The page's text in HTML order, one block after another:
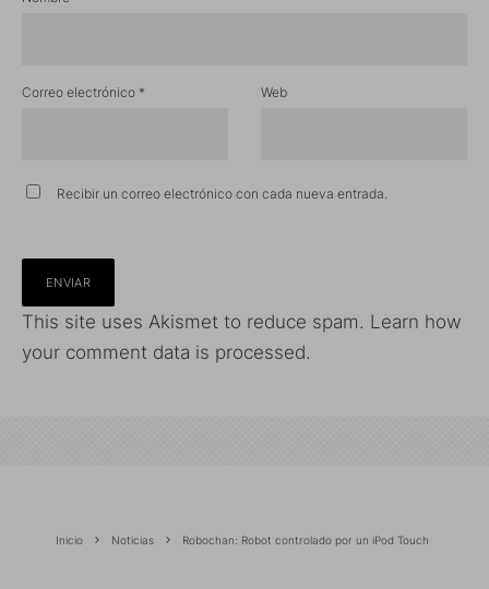
Correo electrónico * Web
Recibir un correo electrónico con cada nueva entrada.
This site uses Akismet to reduce spam. Learn how
your comment data is processed.
Inicio Noticias Robochan: Robot controlado por un iPod Touch